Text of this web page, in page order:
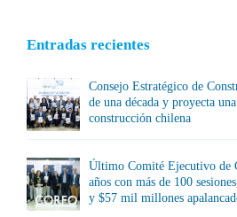
Entradas recientes
Consejo Estratégico de
de una década y proyecta
construcción chilena
Último Comité Ejecutivo de
años con más de 100
y $57 mil millones